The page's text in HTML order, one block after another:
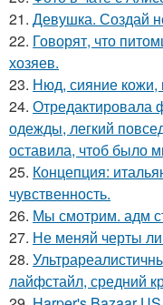
21. Девушка. Создай
22. Говорят, что
хозяев.
23. Нюд, сияние кожи,
24. Отредактировала
одежды, легкий
оставила, чтоб было
25. Концепция:
чувственность.
26. Мы смотрим. адм
27. Не меняй черты
28.
лайфстайл, средний